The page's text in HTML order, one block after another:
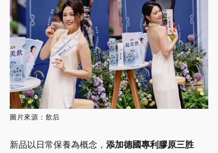
圖片來源：飲后
新品以日常保養為概念， 添加德國專利膠原三胜